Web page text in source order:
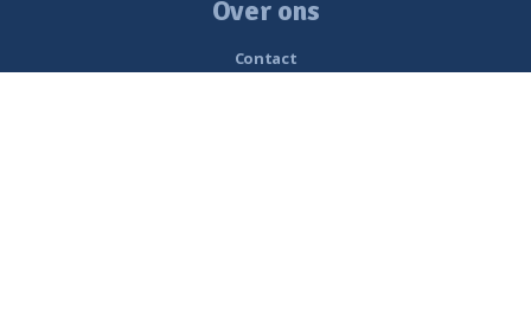
Over ons
Contact